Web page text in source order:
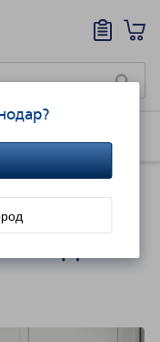
?
для